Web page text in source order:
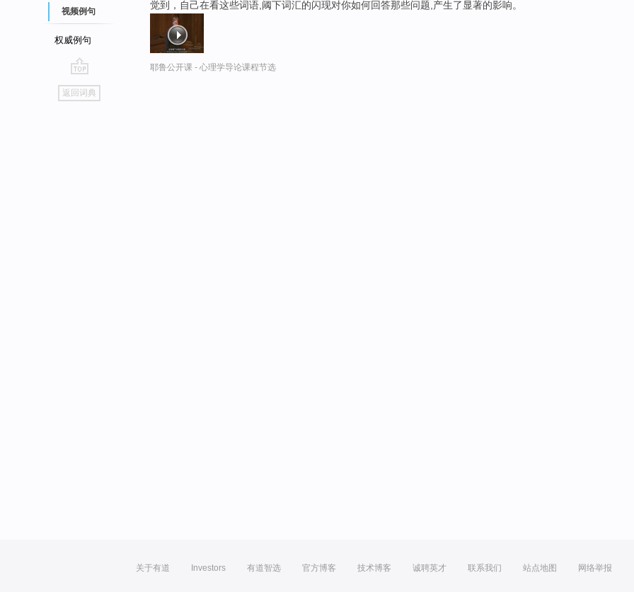
视频例句
权威例句
go
top
返回词典
觉到，自己在看这些词语,阈下词汇的闪现对你如何回答那些问题,产生了显著的影响。
耶鲁公开课 - 心理学导论课程节选
关于有道 Investors 有道智选 官方博客 技术博客 诚聘英才 联系我们 站点地图 网络举报